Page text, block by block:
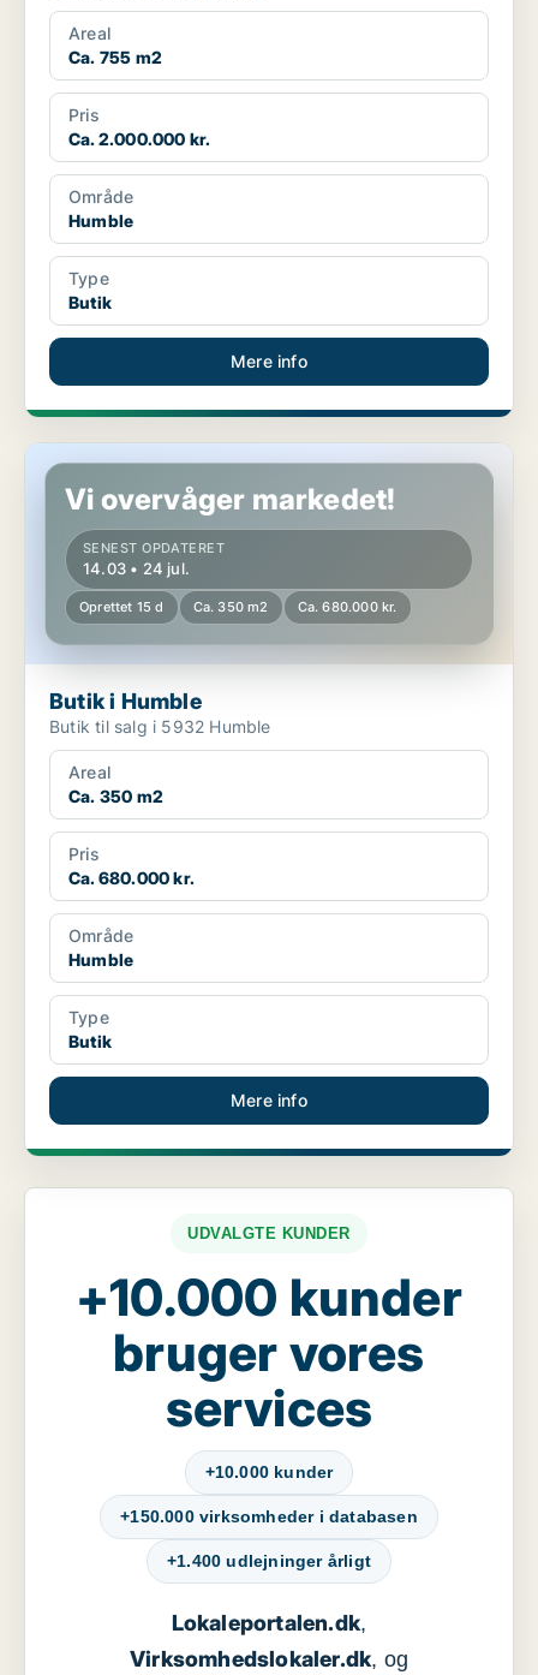
Areal
Ca. 755 m2
Pris
Ca. 2.000.000 kr.
Område
Humble
Type
Butik
Mere info
Butik i Humble
Vi overvåger markedet!
SENEST OPDATERET
14.03 • 24 jul.
Oprettet 15 d Ca. 350 m2 Ca. 680.000 kr.
Butik i Humble
Butik til salg i 5932 Humble
Areal
Ca. 350 m2
Pris
Ca. 680.000 kr.
Område
Humble
Type
Butik
Mere info
UDVALGTE KUNDER
+10.000 kunder
bruger vores
services
+10.000 kunder
+150.000 virksomheder i databasen
+1.400 udlejninger årligt
Lokaleportalen.dk,
Virksomhedslokaler.dk, og